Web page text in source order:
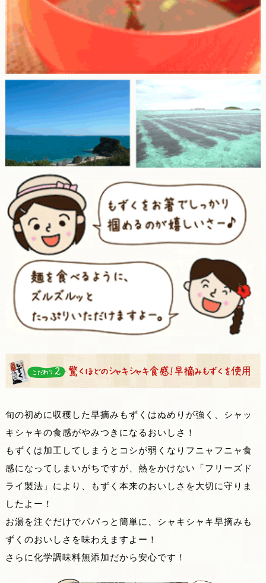
旬の初めに収穫した早摘みもずくはぬめりが強く、シャッ
キシャキの食感がやみつきになるおいしさ！
もずくは加工してしまうとコシが弱くなりフニャフニャ食
感になってしまいがちですが、熱をかけない「フリーズド
ライ製法」により、もずく本来のおいしさを大切に守りま
したよー！
お湯を注ぐだけでパパっと簡単に、シャキシャキ早摘みも
ずくのおいしさを味わえますよー！
さらに化学調味料無添加だから安心です！